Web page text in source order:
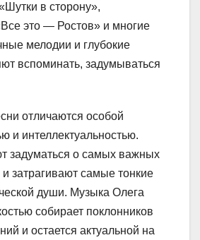
в сторону»,
это — Ростов» и многие
мелодии и глубокие
вспоминать, задумываться
отличаются особой
и интеллектуальностью.
задуматься о самых важных
затрагивают самые тонкие
души. Музыка Олега
собирает поклонников
и остается актуальной на